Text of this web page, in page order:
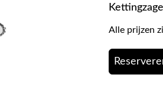
Alle prijzen